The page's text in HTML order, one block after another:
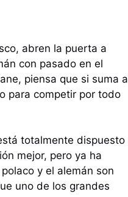
abren la puerta a
con pasado en el
piensa que si suma a
para competir por todo
totalmente dispuesto
mejor, pero ya ha
y el alemán son
uno de los grandes